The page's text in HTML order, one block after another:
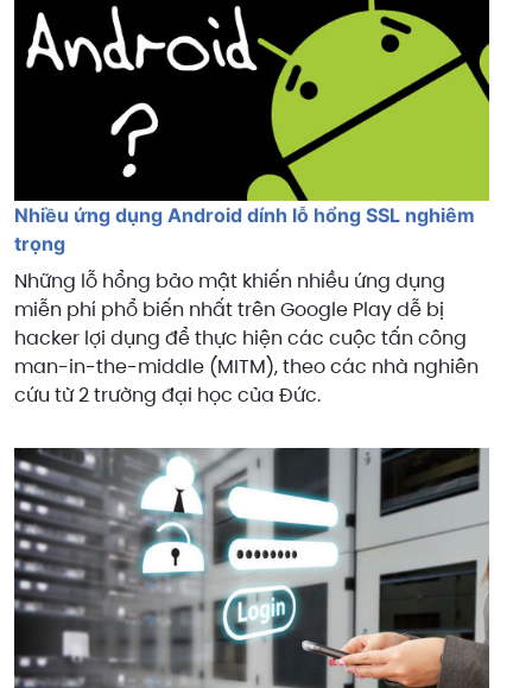
Nhiều ứng dụng Android dính lỗ hổng SSL nghiêm
trọng
Những lỗ hổng bảo mật khiến nhiều ứng dụng
miễn phí phổ biến nhất trên Google Play dễ bị
hacker lợi dụng để thực hiện các cuộc tấn công
man-in-the-middle (MITM), theo các nhà nghiên
cứu từ 2 trường đại học của Đức.